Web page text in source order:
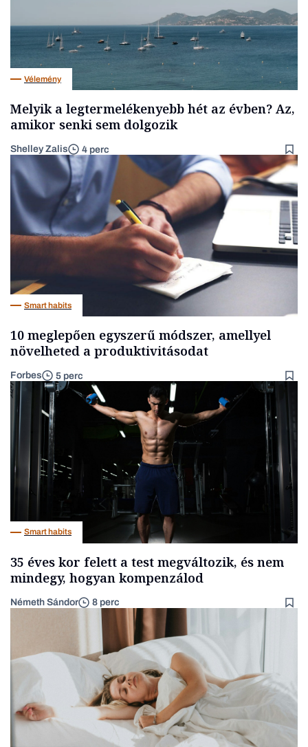
Vélemény
Melyik a legtermelékenyebb hét az évben? Az,
amikor senki sem dolgozik
Shelley Zalis 4 perc
Smart habits
10 meglepően egyszerű módszer, amellyel
növelheted a produktivitásodat
Forbes 5 perc
Smart habits
35 éves kor felett a test megváltozik, és nem
mindegy, hogyan kompenzálod
Németh Sándor 8 perc